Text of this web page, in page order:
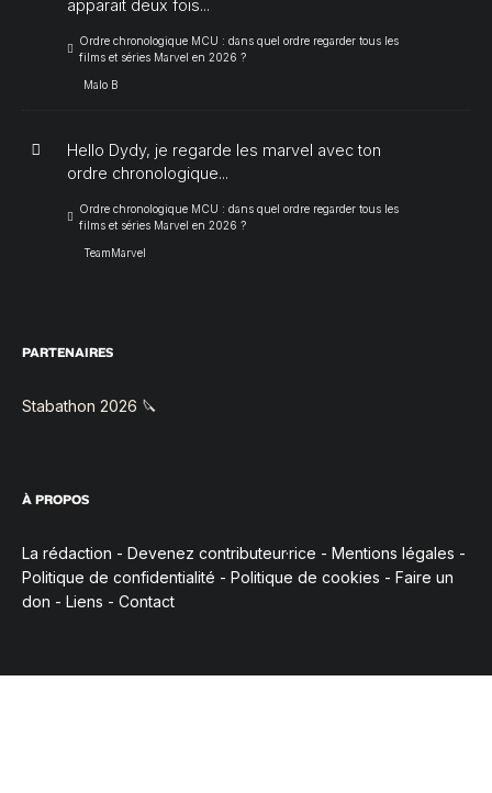
apparait deux fois...
Ordre chronologique MCU : dans quel ordre regarder tous les
films et séries Marvel en 2026 ?
Malo B
Hello Dydy, je regarde les marvel avec ton
ordre chronologique...
Ordre chronologique MCU : dans quel ordre regarder tous les
films et séries Marvel en 2026 ?
TeamMarvel
PARTENAIRES
Stabathon 2026 🔪
À PROPOS
La rédaction - Devenez contributeur·rice - Mentions légales -
Politique de confidentialité - Politique de cookies - Faire un
don - Liens - Contact